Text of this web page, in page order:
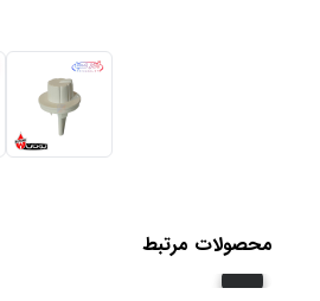
محصولات مرتبط